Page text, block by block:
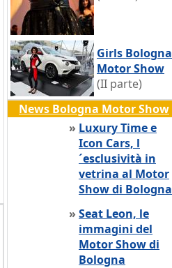
Girls Bologna
Motor Show
(II parte)
News Bologna Motor Show
» Luxury Time e
Icon Cars, l
´esclusività in
vetrina al Motor
Show di Bologna
» Seat Leon, le
immagini del
Motor Show di
Bologna